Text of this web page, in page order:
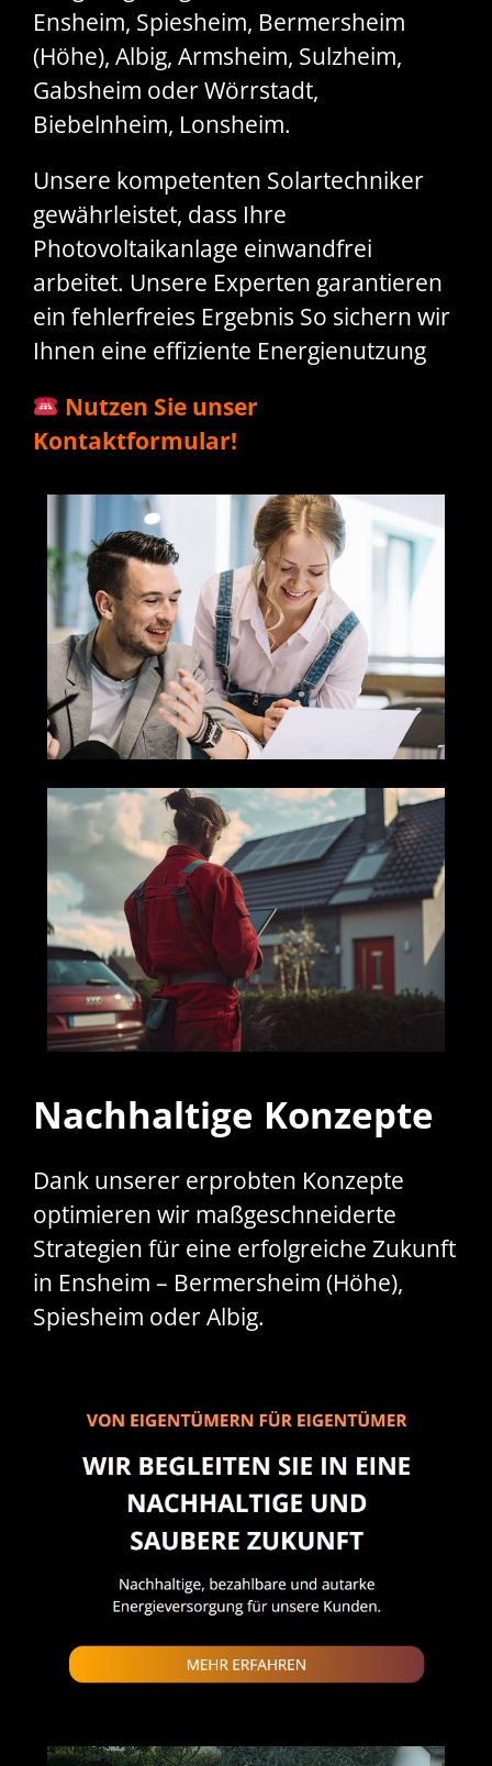
Ensheim, Spiesheim, Bermersheim
(Höhe), Albig, Armsheim, Sulzheim,
Gabsheim oder Wörrstadt,
Biebelnheim, Lonsheim.
Unsere kompetenten Solartechniker
gewährleistet, dass Ihre
Photovoltaikanlage einwandfrei
arbeitet. Unsere Experten garantieren
ein fehlerfreies Ergebnis So sichern wir
Ihnen eine effiziente Energienutzung
Nutzen Sie unser
Kontaktformular!
Nachhaltige Konzepte
Dank unserer erprobten Konzepte
optimieren wir maßgeschneiderte
Strategien für eine erfolgreiche Zukunft
in Ensheim – Bermersheim (Höhe),
Spiesheim oder Albig.